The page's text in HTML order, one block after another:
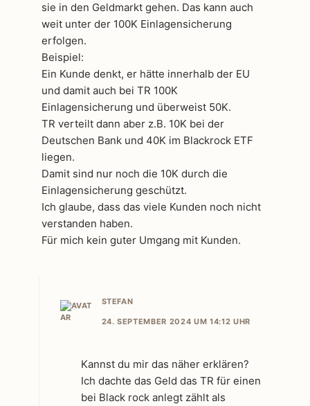
sie in den Geldmarkt gehen. Das kann auch
weit unter der 100K Einlagensicherung
erfolgen.
Beispiel:
Ein Kunde denkt, er hätte innerhalb der EU
und damit auch bei TR 100K
Einlagensicherung und überweist 50K.
TR verteilt dann aber z.B. 10K bei der
Deutschen Bank und 40K im Blackrock ETF
liegen.
Damit sind nur noch die 10K durch die
Einlagensicherung geschützt.
Ich glaube, dass das viele Kunden noch nicht
verstanden haben.
Für mich kein guter Umgang mit Kunden.
STEFAN
24. SEPTEMBER 2024 UM 14:12 UHR
Kannst du mir das näher erklären?
Ich dachte das Geld das TR für einen
bei Black rock anlegt zählt als